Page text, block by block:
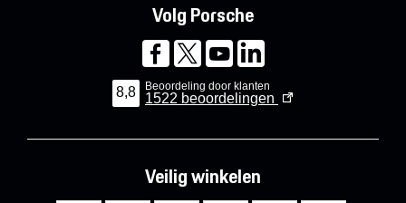
Volg Porsche
8,8 Beoordeling door klanten
1522 beoordelingen
Veilig winkelen